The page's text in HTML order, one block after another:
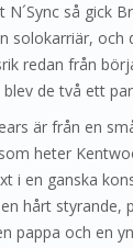
N´Sync så gick
solokarriär, och
redan från
de två ett
är från en
heter
i en ganska
hårt styrande,
pappa och en